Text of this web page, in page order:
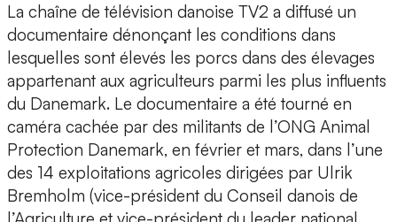
La chaîne de télévision danoise TV2 a diffusé un
documentaire dénonçant les conditions dans
lesquelles sont élevés les porcs dans des élevages
appartenant aux agriculteurs parmi les plus influents
du Danemark. Le documentaire a été tourné en
caméra cachée par des militants de l’ONG Animal
Protection Danemark, en février et mars, dans l’une
des 14 exploitations agricoles dirigées par Ulrik
Bremholm (vice-président du Conseil danois de